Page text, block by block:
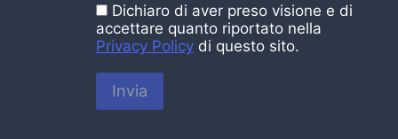
Dichiaro di aver preso visione e di
accettare quanto riportato nella
Privacy Policydi questo sito.
Invia